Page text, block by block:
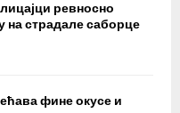
ревносно
на страдале саборце
фине окусе и